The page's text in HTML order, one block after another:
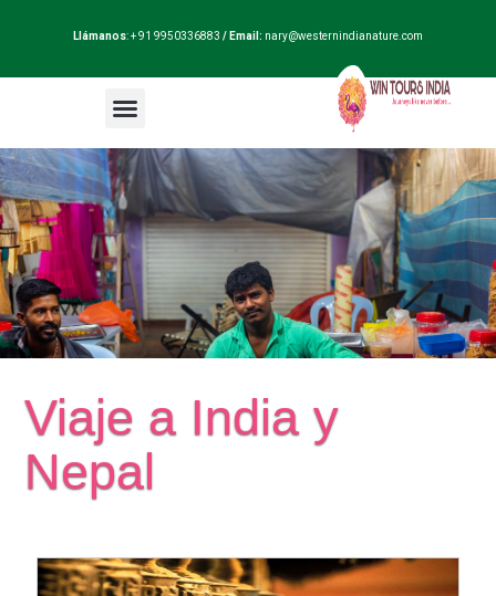
Llámanos: + 91 9950336883 / Email: nary@westernindianature.com
Viaje a India y
Nepal